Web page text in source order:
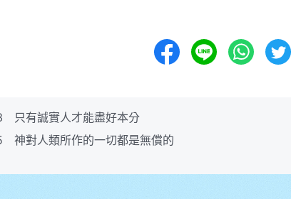
只有誠實人才能盡好本分
神對人類所作的一切都是無償的